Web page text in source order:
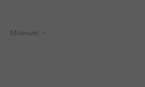
Мнение